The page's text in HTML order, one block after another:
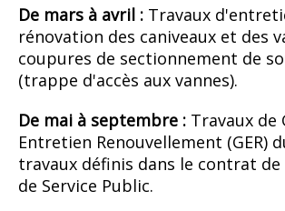
De mars à avril : Travaux
rénovation des caniveaux et des
coupures de sectionnement de
(trappe d'accès aux vannes).
De mai à septembre : Travaux de
Entretien Renouvellement (GER)
travaux définis dans le contrat
de Service Public.